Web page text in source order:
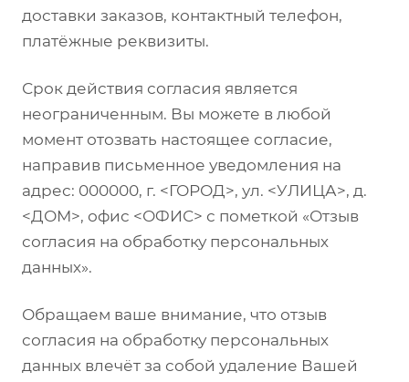
доставки заказов, контактный телефон,
платёжные реквизиты.
Срок действия согласия является
неограниченным. Вы можете в любой
момент отозвать настоящее согласие,
направив письменное уведомления на
адрес: 000000, г. <ГОРОД>, ул. <УЛИЦА>, д.
<ДОМ>, офис <ОФИС> с пометкой «Отзыв
согласия на обработку персональных
данных».
Обращаем ваше внимание, что отзыв
согласия на обработку персональных
данных влечёт за собой удаление Вашей